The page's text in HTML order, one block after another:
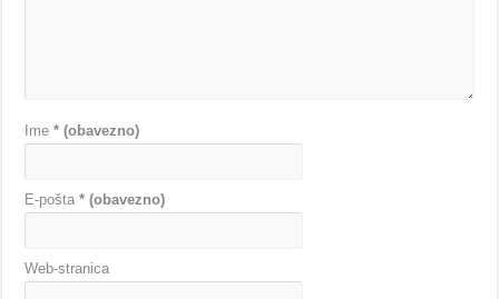
Ime* (obavezno)
E-pošta* (obavezno)
Web-stranica